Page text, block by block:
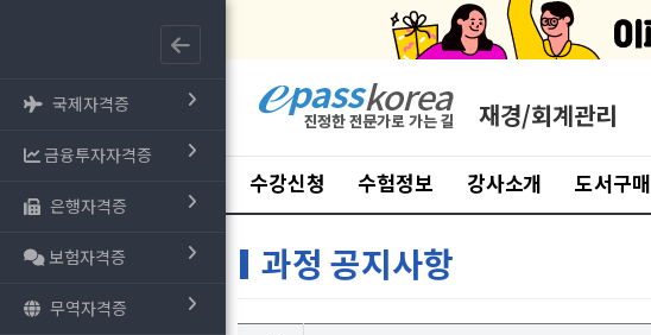
국제자격증
금융투자자격증
은행자격증
보험자격증
무역자격증
재경/회계관리
수강신청 수험정보 강사소개 도서구매
과정 공지사항